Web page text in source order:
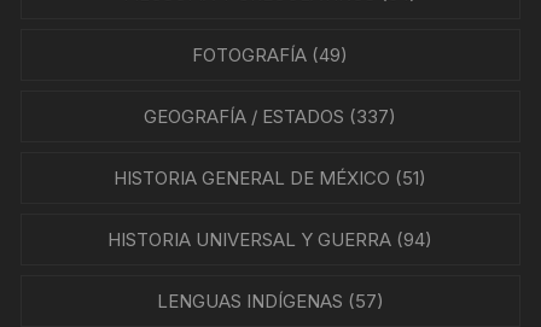
FOTOGRAFÍA (49)
GEOGRAFÍA / ESTADOS (337)
HISTORIA GENERAL DE MÉXICO (51)
HISTORIA UNIVERSAL Y GUERRA (94)
LENGUAS INDÍGENAS (57)